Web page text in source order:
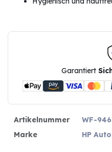
Garantiert
Artikelnummer
WF-
Marke
HP